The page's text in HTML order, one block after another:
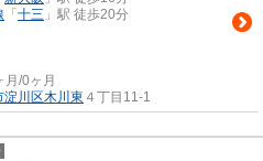
「 十三 」駅 徒歩20分
月/0ヶ月
淀川区木川東 ４丁目11-1